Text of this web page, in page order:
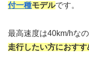
付一種モデルです。
最高速度は40km/hな
走行したい方におすす